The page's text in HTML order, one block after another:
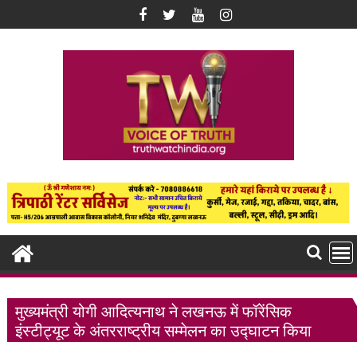
to
मुख्यमंत्री योगी आदित्यनाथ ने लखनऊ में फॉरेंसिक
इंस्टीट्यूट के अंतरराष्ट्रीय सम्मेलन का उद्घाटन किया